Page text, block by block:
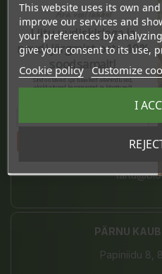
TARTU
E-L 10-
(+372)
PÄRNU
Papiniidu 8,
This website uses its own
improve our services and
your preferences by
give your consent to its use,
Cookie policy Customize
I
Ära veel lahku!
Liitu uudiskirjaga ja
naudi järgmist ostu 10%
soodsamalt!
Sind ootavad spetsiaalsed allahindlused,
eksklusiivsed kampaaniad ja kingitused!